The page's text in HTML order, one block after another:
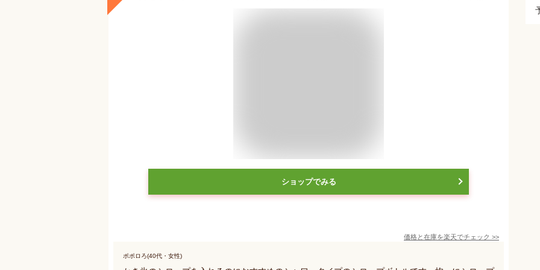
ショップでみる
価格と在庫を楽天でチェック >>
ポポロろ(40代・女性)